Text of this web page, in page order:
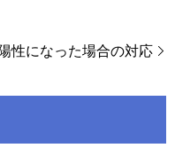
性になった場合の対応